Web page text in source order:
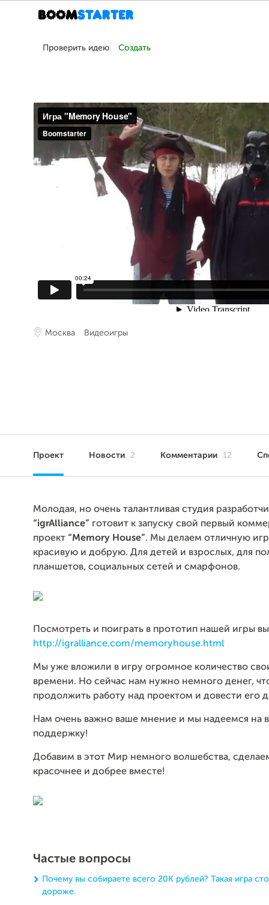
Проверить идею Создать
Москва Видеоигры
Проект Новости 2 Комментарии 12
Молодая, но очень талантливая студия
“igrAlliance” готовит к запуску свой первый
проект “Memory House”. Мы делаем отличную
красивую и добрую. Для детей и взрослых, для
планшетов, социальных сетей и смарфонов.
Посмотреть и поиграть в прототип нашей игры
http://igralliance.com/memoryhouse.html
Мы уже вложили в игру огромное количество
времени. Но сейчас нам нужно немного денег,
продолжить работу над проектом и довести его
Нам очень важно ваше мнение и мы надеемся на
поддержку!
Добавим в этот Мир немного волшебства,
красочнее и добрее вместе!
Частые вопросы
Почему вы собираете всего 20К рублей? Такая игра
дороже.